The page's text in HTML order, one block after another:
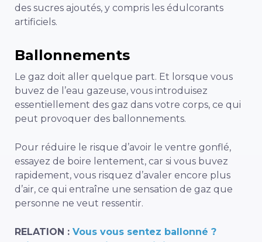
des sucres ajoutés, y compris les édulcorants
artificiels.
Ballonnements
Le gaz doit aller quelque part. Et lorsque vous
buvez de l’eau gazeuse, vous introduisez
essentiellement des gaz dans votre corps, ce qui
peut provoquer des ballonnements.
Pour réduire le risque d’avoir le ventre gonflé,
essayez de boire lentement, car si vous buvez
rapidement, vous risquez d’avaler encore plus
d’air, ce qui entraîne une sensation de gaz que
personne ne veut ressentir.
RELATION : Vous vous sentez ballonné ?